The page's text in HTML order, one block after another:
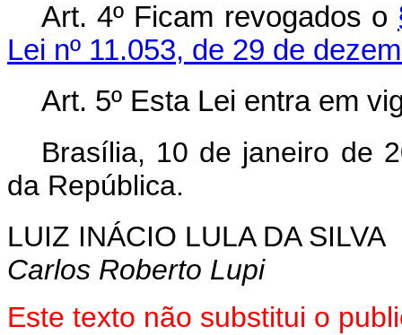
Art. 4º Ficam revogados o
Lei nº 11.053, de 29 de
Art. 5º Esta Lei entra em
Brasília, 10 de janeiro de
da República.
LUIZ INÁCIO LULA DA SILVA
Carlos Roberto Lupi
Este texto não substitui o